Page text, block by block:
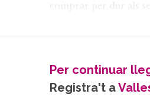
Granollers, però era
Carretera”, comenta
se a les famílies més
ciutat que vivien al
Per continuar
Registra't a